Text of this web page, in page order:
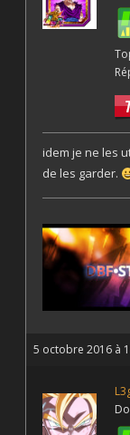
idem je ne les
de les garder.
5 octobre 2016 à